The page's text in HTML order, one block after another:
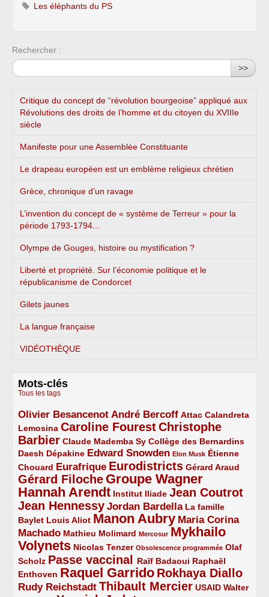
Les éléphants du PS
Rechercher :
>>
Critique du concept de “révolution bourgeoise” appliqué aux
Révolutions des droits de l’homme et du citoyen du XVIIIe
siècle
Manifeste pour une Assemblée Constituante
Le drapeau européen est un emblème religieux chrétien
Grèce, chronique d’un ravage
L’invention du concept de « système de Terreur » pour la
période 1793-1794...
Olympe de Gouges, histoire ou mystification ?
Liberté et propriété. Sur l’économie politique et le
républicanisme de Condorcet
Gilets jaunes
La langue française
VIDÉOTHÈQUE
Mots-clés
Tous les tags
Olivier Besancenot
3/5 André Bercoff
3/5 Attac
2/5
Calandreta
Lemosina
2/5 Caroline Fourest
4/5
Christophe
Barbier
4/5 Claude Mademba Sy
2/5 Collège des Bernardins
2/5
Daesh
2/5 Dépakine
2/5 Edward Snowden
3/5 Elon Musk
1/5
Étienne
Chouard
2/5 Eurafrique
3/5 Eurodistricts
4/5 Gérard Araud
2/5
Gérard Filoche
4/5 Groupe Wagner
5/5
Hannah Arendt
5/5 Institut Iliade
2/5 Jean Coutrot
4/5
Jean Hennessy
4/5 Jordan Bardella
3/5
La famille
Baylet
2/5 Louis Aliot
2/5 Manon Aubry
5/5
Maria Corina
Machado
3/5 Mathieu Molimard
2/5 Mercosur
1/5
Mykhailo
Volynets
5/5 Nicolas Tenzer
2/5 Obsolescence programmée
1/5
Olaf
Scholz
2/5 Passe vaccinal
4/5 Raïf Badaoui
2/5
Raphaël
Enthoven
2/5 Raquel Garrido
5/5 Rokhaya Diallo
4/5
Rudy Reichstadt
3/5 Thibault Mercier
4/5 USAID
2/5
Walter